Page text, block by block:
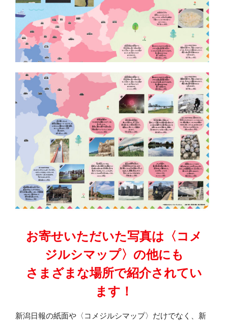
お寄せいただいた写真は〈コメ
ジルシマップ〉の他にも
さまざまな場所で紹介されてい
ます！
新潟日報の紙面や〈コメジルシマップ〉だけでなく、新